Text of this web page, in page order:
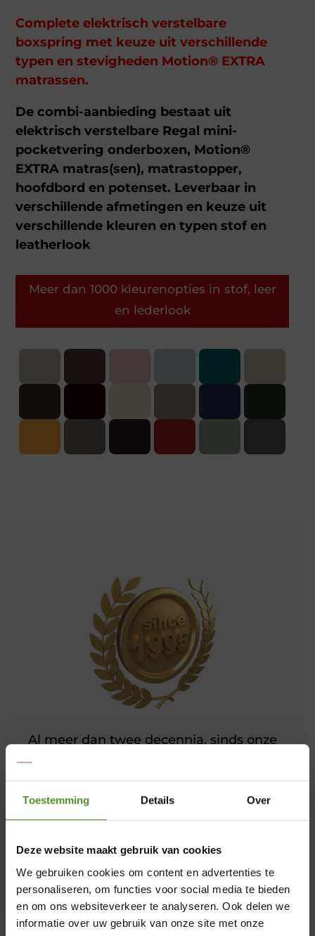
Toestemming Details Over
Deze website maakt gebruik van cookies
We gebruiken cookies om content en advertenties te
personaliseren, om functies voor social media te bieden
en om ons websiteverkeer te analyseren. Ook delen we
informatie over uw gebruik van onze site met onze
Complete elektrisch verstelbare
boxspring met keuze uit verschillende
typen en stevigheden Motion® EXTRA
matrassen.
De combi-aanbieding bestaat uit
elektrisch verstelbare Regal mini-
pocketvering onderboxen, Motion®
EXTRA matras(sen), matrastopper,
hoofdbord en potenset. Leverbaar in
verschillende afmetingen en keuze uit
verschillende kleuren en typen stof en
leatherlook
Meer dan 1000 kleurenopties in stof, leer
en lederlook
Al meer dan twee decennia, sinds onze
toonaangevende aanbieder van
slaapcomfort. Een hoogtepunt in onze
geschiedenis is de ontwikkeling van het
de jaren heen talloze innovaties en
verbeteringen heeft ondergaan en nu een
ongeëvenaarde perfectie heeft bereikt. Als
trotse officiële partner van ErkendMatras
biedt Merkmatrassen niet alleen